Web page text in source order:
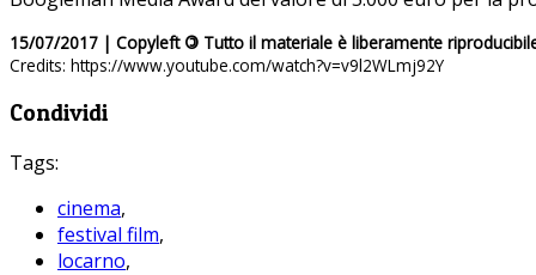
15/07/2017 | Copyleft © Tutto il materiale è liberamente
Credits: https://www.youtube.com/watch?v=v9l2WLmj92Y
Condividi
Tags:
cinema,
festival film,
locarno,